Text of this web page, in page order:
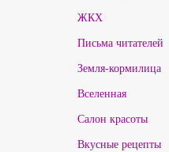
ЖКХ
Письма читателей
Земля-кормилица
Вселенная
Салон красоты
Вкусные рецепты